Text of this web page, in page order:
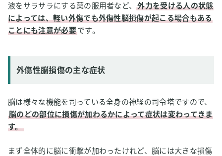
液をサラサラにする薬の服用者など、外力を受ける人の状態
によっては、軽い外傷でも外傷性脳損傷が起こる場合もある
ことにも注意が必要です。
外傷性脳損傷の主な症状
脳は様々な機能を司っている全身の神経の司令塔ですので、
脳のどの部位に損傷が加わるかによって症状は変わってきま
す。
まず全体的に脳に衝撃が加わったけれど、脳には大きな損傷